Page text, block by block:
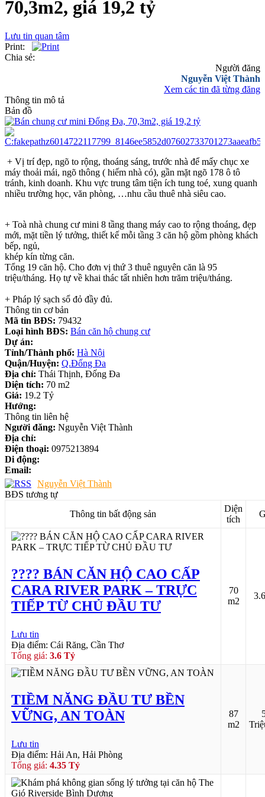
70,3m2, giá 19,2 tỷ
Lưu tin quan tâm
Print:
Chia sẻ:
Người đăng
Nguyễn Việt Thành
Xem các tin đã từng đăng
Thông tin mô tả
Bản đồ
+ Vị trí đẹp, ngõ to rộng, thoáng sáng, trước nhà để mấy chục xe
máy thoải mái, ngõ thông ( hiếm nhà có), gần mặt ngõ 178 ô tô
tránh, kinh doanh. Khu vực trung tâm tiện ích tung toé, xung quanh
nhiều trường học, văn phòng, …nhu cầu thuê nhà siêu cao.
+ Toà nhà chung cư mini 8 tầng thang máy cao to rộng thoáng, đẹp
mới, mặt tiền lý tưởng, thiết kế mỗi tầng 3 căn hộ gồm phòng khách
bếp, ngủ,
khép kín từng căn.
Tổng 19 căn hộ. Cho đơn vị thứ 3 thuê nguyên căn là 95
triệu/tháng. Họ tự về khai thác tất nhiên hơn trăm triệu/tháng.
+ Pháp lý sạch sổ đỏ đầy đủ.
Thông tin cơ bản
Mã tin BĐS: 79432
Loại hình BĐS: Bán căn hộ chung cư
Dự án:
Tỉnh/Thành phố: Hà Nội
Quận/Huyện: Q.Đống Đa
Địa chỉ: Thái Thịnh, Đống Đa
Diện tích: 70 m2
Giá: 19.2 Tỷ
Hướng:
Thông tin liên hệ
Người đăng: Nguyễn Việt Thành
Địa chỉ:
Điện thoại: 0975213894
Di động:
Email:
Nguyễn Việt Thành
BĐS tương tự
Thông tin bất động sản
Diện
tích
???? BÁN CĂN HỘ CAO CẤP
CARA RIVER PARK – TRỰC
TIẾP TỪ CHỦ ĐẦU TƯ
Lưu tin
Địa điểm: Cái Răng, Cần Thơ
Tổng giá: 3.6 Tỷ
70
m2
TIỀM NĂNG ĐẦU TƯ BỀN
VỮNG, AN TOÀN
Lưu tin
Địa điểm: Hải An, Hải Phòng
Tổng giá: 4.35 Tỷ
87
m2